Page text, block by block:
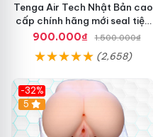
Tenga Air Tech Nhật Bản cao
cấp chính hãng mới seal tiện
lợi
900.000₫ 1.500.000₫
(2,658)
-32%
Hot
5